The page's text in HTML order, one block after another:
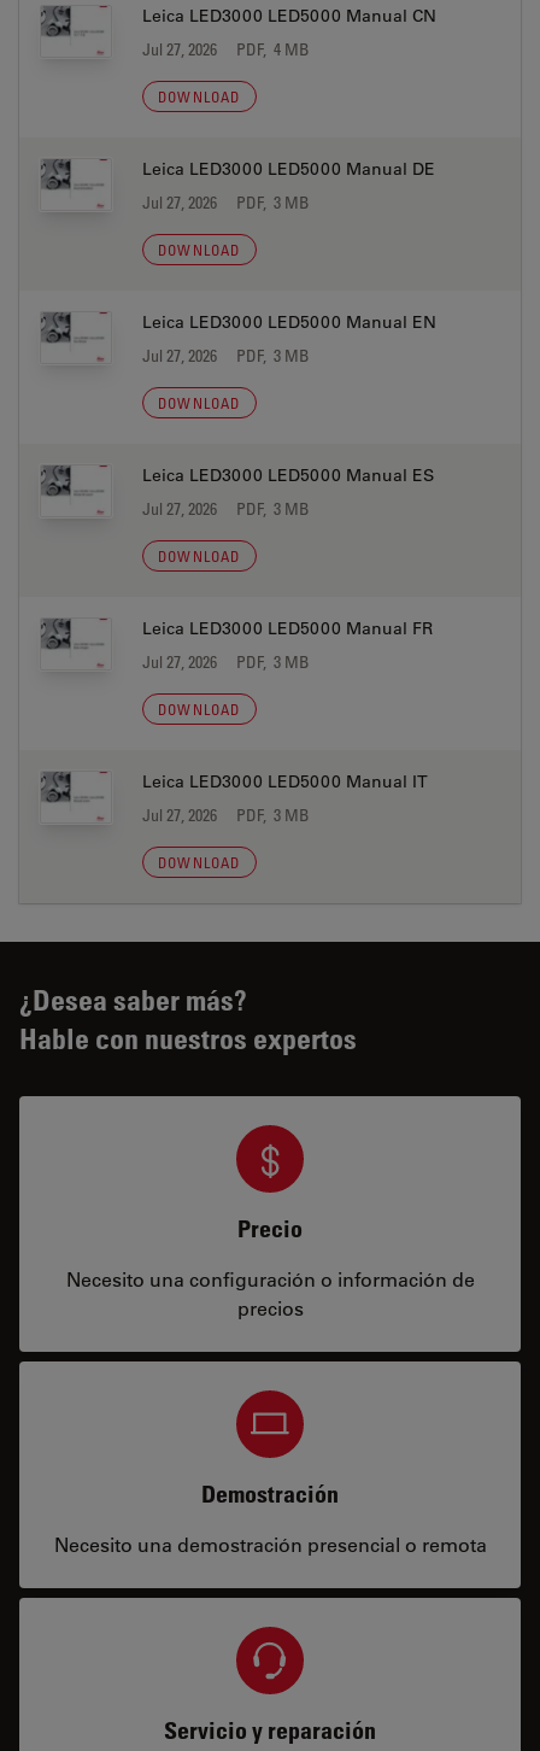
Leica LED3000 LED5000 Manual CN
Jul 27, 2026 PDF, 4 MB
DOWNLOAD
Leica LED3000 LED5000 Manual DE
Jul 27, 2026 PDF, 3 MB
DOWNLOAD
Leica LED3000 LED5000 Manual EN
Jul 27, 2026 PDF, 3 MB
DOWNLOAD
Leica LED3000 LED5000 Manual ES
Jul 27, 2026 PDF, 3 MB
DOWNLOAD
Leica LED3000 LED5000 Manual FR
Jul 27, 2026 PDF, 3 MB
DOWNLOAD
Leica LED3000 LED5000 Manual IT
Jul 27, 2026 PDF, 3 MB
DOWNLOAD
¿Desea saber más?
Hable con nuestros expertos
Precio
Necesito una configuración o información de
precios
Demostración
Necesito una demostración presencial o remota
Servicio y reparación